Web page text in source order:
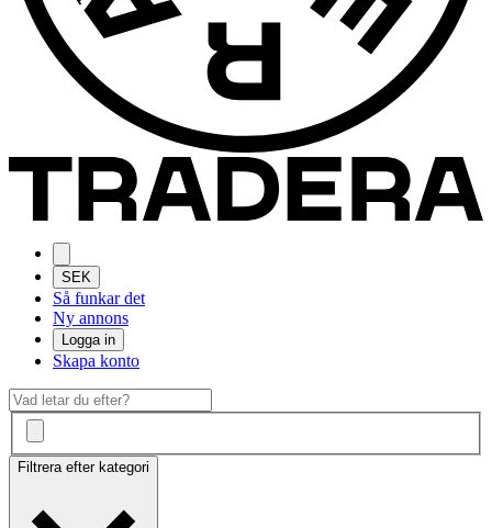
SEK
Så funkar det
Ny annons
Logga in
Skapa konto
Filtrera efter kategori